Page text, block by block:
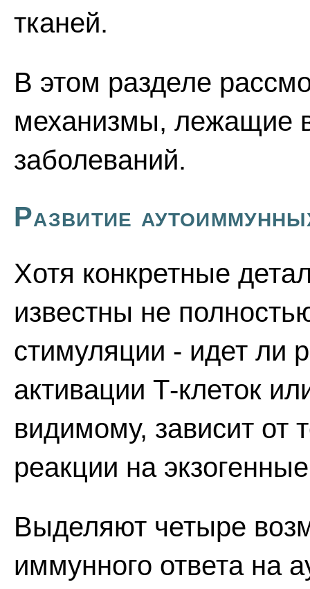
тканей.
В этом разделе
механизмы, лежащие
заболеваний.
Развитие
Хотя конкретные
известны не
стимуляции - идет ли
активации Т-клеток
видимому, зависит от
реакции на
Выделяют четыре
иммунного ответа на